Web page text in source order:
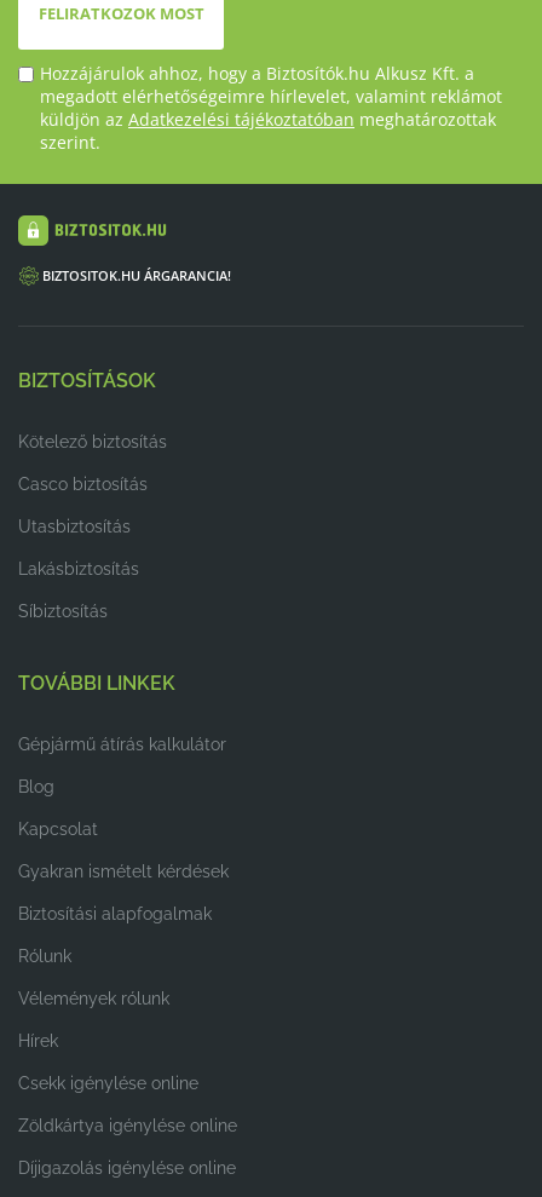
FELIRATKOZOK MOST
Hozzájárulok ahhoz, hogy a Biztosítók.hu Alkusz Kft. a
megadott elérhetőségeimre hírlevelet, valamint reklámot
küldjön az Adatkezelési tájékoztatóban meghatározottak
szerint.
BIZTOSITOK.HU ÁRGARANCIA!
BIZTOSÍTÁSOK
Kötelező biztosítás
Casco biztosítás
Utasbiztosítás
Lakásbiztosítás
Síbiztosítás
TOVÁBBI LINKEK
Gépjármű átírás kalkulátor
Blog
Kapcsolat
Gyakran ismételt kérdések
Biztosítási alapfogalmak
Rólunk
Vélemények rólunk
Hírek
Csekk igénylése online
Zöldkártya igénylése online
Díjigazolás igénylése online